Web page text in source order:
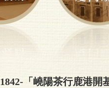
1842-「嶢陽茶行鹿港開